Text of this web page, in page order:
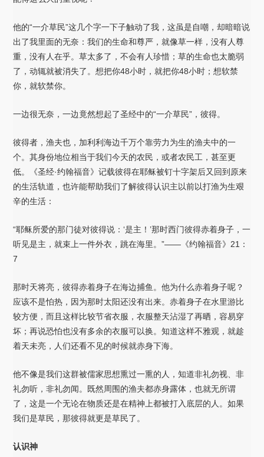
他的“一介草民”这几个字一下子触动了我，这虽是自嘲，却暗暗说
出了我里面的无奈：我们的生命和尊严，就像草一样，没有人尊
重，没有人在乎。草太多了，不会有人珍惜；草的生命也太脆弱
了，动辄就被消失了。想把你48小时，就把你48小时；想软禁
你，就软禁你。
一边很无奈，一边竟然想起了圣经中的“一介草民”，彼得。
彼得者，渔夫也，加利利海边千万个靠劳力为生的渔夫中的一
个。其身份地位相当于我们今天的农民，或者农民工，甚至更
低。《圣经·约翰福音》记载彼得在耶稣被钉十字架后又回到原来
的生活轨道，也许能帮助我们了解彼得认识主以前以打渔为生艰
辛的生活：
“耶稣所爱的那门徒对彼得说：‘是主！’那时西门彼得赤着身子，一
听见是主，就束上一件外衣，跳在海里。”——《约翰福音》21：
7
那时天将亮，彼得赤着身子在海边捕鱼。他为什么赤着身子呢？
应该不是怕热，因为那时太阳还没有出来。赤着身子在水里游比
较方便，而且这样比较节省衣服，衣服整天沾湿了再晒，容易穿
坏；再说恐怕也没有多余的衣服可以换。知道这样不雅观，就趁
着天未亮，人们还看不见的时候就赤身下海。
他不像是我们这群被儒家思想熏过一熏的人，知道非礼勿视、非
礼勿听，非礼勿闻。既然周围的渔夫都赤身露体，也就无所谓
了，这是一个无论在物质还是在精神上都被打入底层的人。如果
我们是草民，那彼得就更是草民了。
认识神